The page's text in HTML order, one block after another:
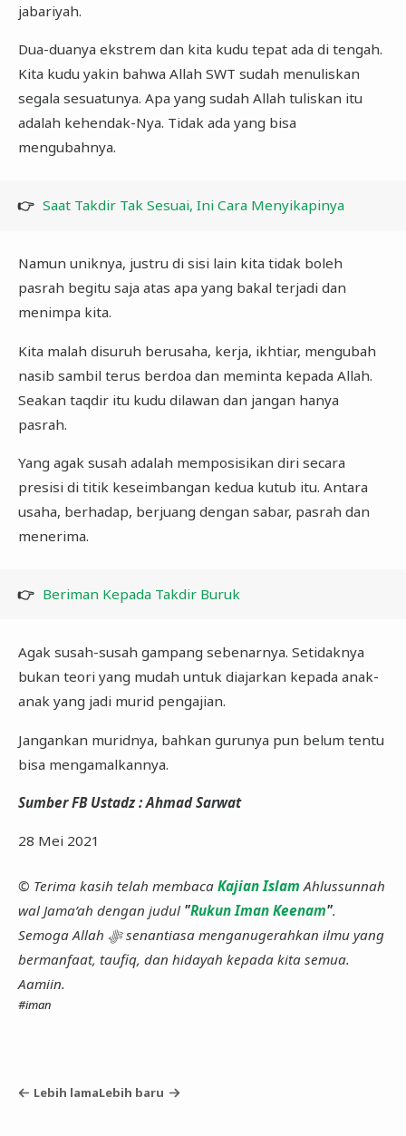
jabariyah.
Dua-duanya ekstrem dan kita kudu tepat ada di tengah.
Kita kudu yakin bahwa Allah SWT sudah menuliskan
segala sesuatunya. Apa yang sudah Allah tuliskan itu
adalah kehendak-Nya. Tidak ada yang bisa
mengubahnya.
👉 Saat Takdir Tak Sesuai, Ini Cara Menyikapinya
Namun uniknya, justru di sisi lain kita tidak boleh
pasrah begitu saja atas apa yang bakal terjadi dan
menimpa kita.
Kita malah disuruh berusaha, kerja, ikhtiar, mengubah
nasib sambil terus berdoa dan meminta kepada Allah.
Seakan taqdir itu kudu dilawan dan jangan hanya
pasrah.
Yang agak susah adalah memposisikan diri secara
presisi di titik keseimbangan kedua kutub itu. Antara
usaha, berhadap, berjuang dengan sabar, pasrah dan
menerima.
👉 Beriman Kepada Takdir Buruk
Agak susah-susah gampang sebenarnya. Setidaknya
bukan teori yang mudah untuk diajarkan kepada anak-
anak yang jadi murid pengajian.
Jangankan muridnya, bahkan gurunya pun belum tentu
bisa mengamalkannya.
Sumber FB Ustadz : Ahmad Sarwat
28 Mei 2021
© Terima kasih telah membaca Kajian Islam Ahlussunnah
wal Jama’ah dengan judul "Rukun Iman Keenam".
Semoga Allah ﷻ senantiasa menganugerahkan ilmu yang
bermanfaat, taufiq, dan hidayah kepada kita semua.
Aamiin.
#iman
Lebih lamaLebih baru